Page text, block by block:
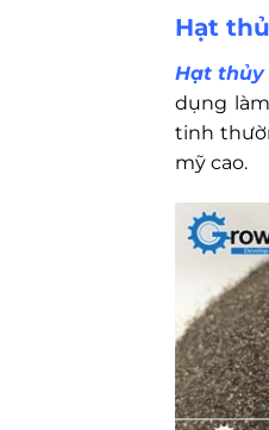
Hạt
Hạt
dụng
tinh
mỹ cao.